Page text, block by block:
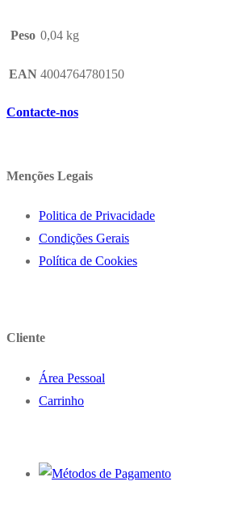
Peso 0,04 kg
EAN 4004764780150
Contacte-nos
Menções Legais
Politica de Privacidade
Condições Gerais
Política de Cookies
Cliente
Área Pessoal
Carrinho